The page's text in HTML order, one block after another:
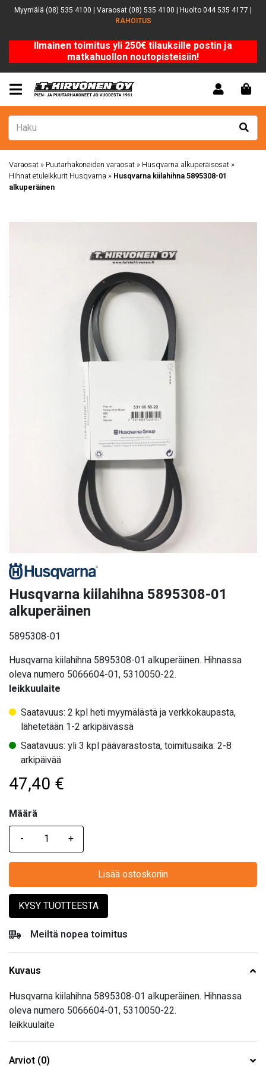
Myymälä (08) 535 4100 | Varaosat (08) 535 4100 | Huolto 044 535 4177 |
RAHOITUS
Ilmainen toimitus yli 250€ tilauksille postin ja
matkahuollon noutopisteisiin!
Varaosat » Puutarhakoneiden varaosat » Husqvarna alkuperäisosat »
Hihnat etuleikkurit Husqvarna » Husqvarna kiilahihna 5895308-01
alkuperäinen
Husqvarna kiilahihna 5895308-01
alkuperäinen
5895308-01
Husqvarna kiilahihna 5895308-01 alkuperäinen. Hihnassa
oleva numero 5066604-01, 5310050-22.
leikkuulaite
Saatavuus: 2 kpl heti myymälästä ja verkkokaupasta,
lähetetään 1-2 arkipäivässä
Saatavuus: yli 3 kpl päävarastosta, toimitusaika: 2-8
arkipäivää
47,40 €
Määrä
Määrä
Lisää ostoskoriin
KYSY TUOTTEESTA
Meiltä nopea toimitus
Kuvaus
Husqvarna kiilahihna 5895308-01 alkuperäinen. Hihnassa
oleva numero 5066604-01, 5310050-22.
leikkuulaite
Arviot (0)